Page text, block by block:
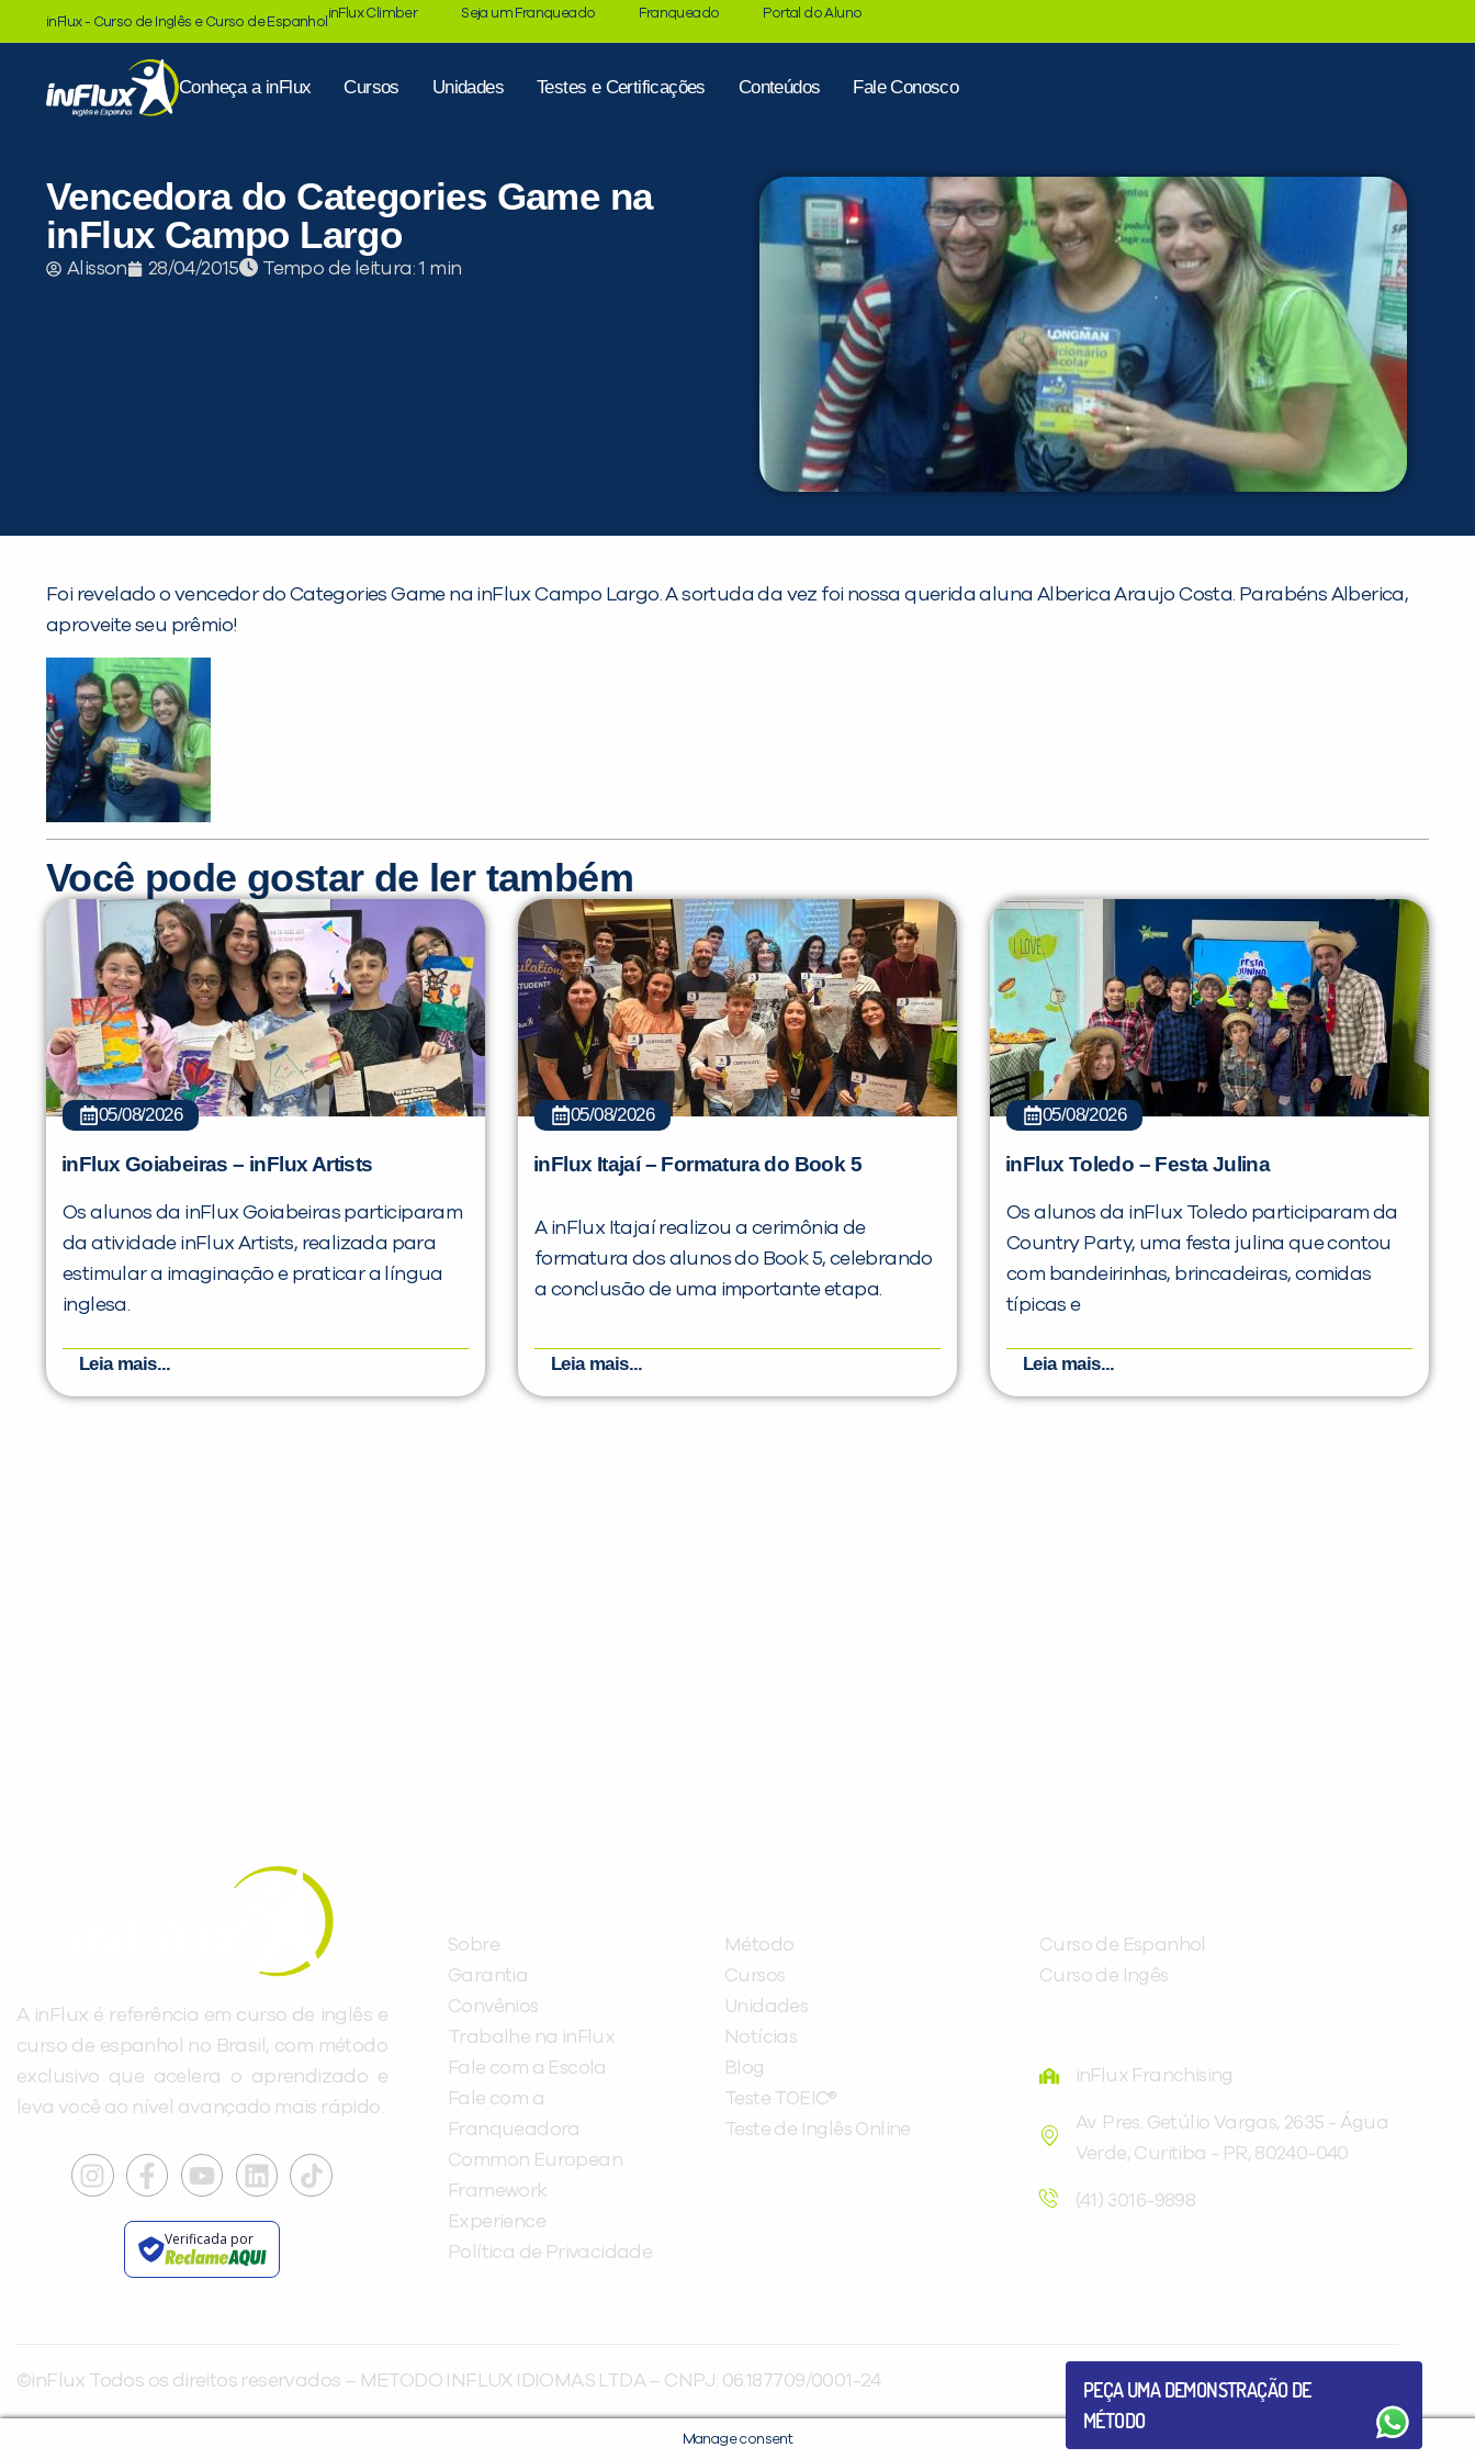
inFlux - Curso de Inglês e Curso de Espanhol
inFlux Climber Seja um Franqueado Franqueado Portal do Aluno
Conheça a inFlux Cursos Unidades Testes e Certificações Conteúdos Fale Conosco
Vencedora do Categories Game na
inFlux Campo Largo
Alisson 28/04/2015 Tempo de leitura:
Foi revelado o vencedor do Categories Game na inFlux Campo Largo. A sortuda da vez foi nossa querida aluna Alberica Araujo Costa. Parabéns Alberica,
aproveite seu prêmio!
Você pode gostar de ler também
05/08/2026
inFlux Goiabeiras – inFlux Artists
Os alunos da inFlux Goiabeiras participaram
da atividade inFlux Artists, realizada para
estimular a imaginação e praticar a língua
inglesa.
Leia mais...
05/08/2026
inFlux Itajaí – Formatura do Book 5
A inFlux Itajaí realizou a cerimônia de
formatura dos alunos do Book 5, celebrando
a conclusão de uma importante etapa.
Leia mais...
05/08/2026
inFlux Toledo – Festa Julina
Os alunos da inFlux Toledo participaram da
Country Party, uma festa julina que contou
com bandeirinhas, brincadeiras, comidas
típicas e
Leia mais...
A inFlux é referência em curso de inglês e
curso de espanhol no Brasil, com método
exclusivo que acelera o aprendizado e
leva você ao nível avançado mais rápido.
Verificada por
Sobre
Garantia
Convênios
Trabalhe na inFlux
Fale com a Escola
Fale com a
Franqueadora
Common European
Framework
Experience
Política de Privacidade
Método
Cursos
Unidades
Notícias
Blog
Teste TOEIC®
Teste de Inglês Online
Curso de Espanhol
Curso de Ingês
inFlux Franchising
Av. Pres. Getúlio Vargas, 2635 - Água
Verde, Curitiba - PR, 80240-040
(41) 3016-9898
©inFlux Todos os direitos reservados – METODO INFLUX IDIOMAS LTDA – CNPJ: 06.187.709/0001-24
PEÇA UMA DEMONSTRAÇÃO DE
MÉTODO
PEÇA UMA DEMONSTRAÇÃO DE MÉTODO
Você é aluno inFlux?
Sim
Manage consent